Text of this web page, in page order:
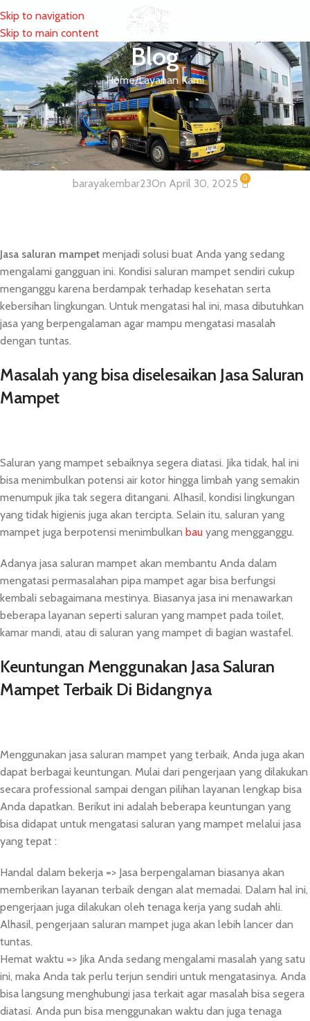
Skip to navigation
Skip to main content
MENU
Blog
Home Layanan Kami
LAYANAN KAMI
Jasa Saluran Mampet Terbaik di
Bidangnya
barayakembar23On April 30, 2025 0
Jasa saluran mampet menjadi solusi buat Anda yang sedang
mengalami gangguan ini. Kondisi saluran mampet sendiri cukup
menganggu karena berdampak terhadap kesehatan serta
kebersihan lingkungan. Untuk mengatasi hal ini, masa dibutuhkan
jasa yang berpengalaman agar mampu mengatasi masalah
dengan tuntas.
Masalah yang bisa diselesaikan Jasa Saluran
Mampet
Saluran yang mampet sebaiknya segera diatasi. Jika tidak, hal ini
bisa menimbulkan potensi air kotor hingga limbah yang semakin
menumpuk jika tak segera ditangani. Alhasil, kondisi lingkungan
yang tidak higienis juga akan tercipta. Selain itu, saluran yang
mampet juga berpotensi menimbulkan bau yang mengganggu.
Adanya jasa saluran mampet akan membantu Anda dalam
mengatasi permasalahan pipa mampet agar bisa berfungsi
kembali sebagaimana mestinya. Biasanya jasa ini menawarkan
beberapa layanan seperti saluran yang mampet pada toilet,
kamar mandi, atau di saluran yang mampet di bagian wastafel.
Keuntungan Menggunakan Jasa Saluran
Mampet Terbaik Di Bidangnya
Menggunakan jasa saluran mampet yang terbaik, Anda juga akan
dapat berbagai keuntungan. Mulai dari pengerjaan yang dilakukan
secara professional sampai dengan pilihan layanan lengkap bisa
Anda dapatkan. Berikut ini adalah beberapa keuntungan yang
bisa didapat untuk mengatasi saluran yang mampet melalui jasa
yang tepat :
Handal dalam bekerja => Jasa berpengalaman biasanya akan
memberikan layanan terbaik dengan alat memadai. Dalam hal ini,
pengerjaan juga dilakukan oleh tenaga kerja yang sudah ahli.
Alhasil, pengerjaan saluran mampet juga akan lebih lancer dan
tuntas.
Hemat waktu => Jika Anda sedang mengalami masalah yang satu
ini, maka Anda tak perlu terjun sendiri untuk mengatasinya. Anda
bisa langsung menghubungi jasa terkait agar masalah bisa segera
diatasi. Anda pun bisa menggunakan waktu dan juga tenaga